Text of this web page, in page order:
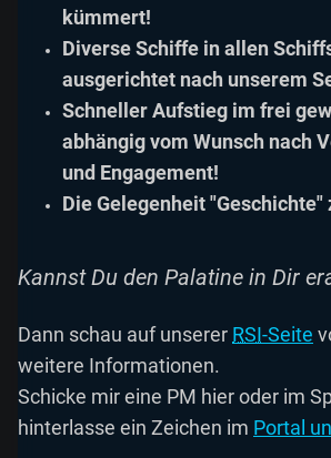
kümmert!
Diverse Schiffe in allen
ausgerichtet nach unserem
Schneller Aufstieg im frei
abhängig vom Wunsch nach
und Engagement!
Die Gelegenheit "Geschichte"
Kannst Du den Palatine in Dir
Dann schau auf unserer RSI-Seite
weitere Informationen.
Schicke mir eine PM hier oder im
hinterlasse ein Zeichen im Portal